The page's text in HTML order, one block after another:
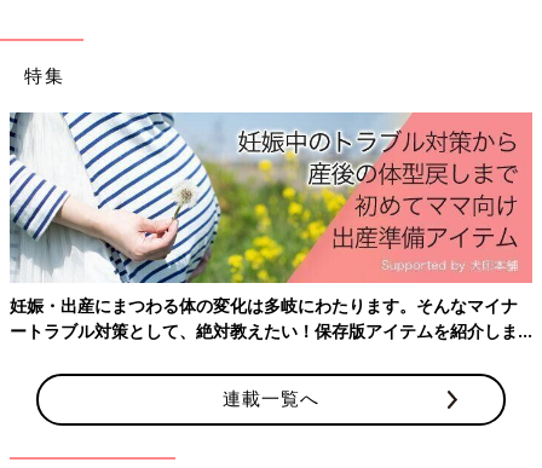
いかがでしたか？どのプチプラコスメも、目元を華やかに演出し
ャレしたい！」という方は、ぜひプチプラコスメを試してみてく
ださいね♪
(文・ナキナキ)
※記事内容でご紹介している投稿、リンク先は、削除される場合
があります。あらかじめご了承ください。
※記事の内容は記載当時の情報であり、現在と異なる場合があり
ます。
※記事内の価格はすべて税込み、2021年5月時点のものです。
特集
妊娠・出産にまつわる体の変化は多岐にわたります。そんなマイナ
ートラブル対策として、絶対教えたい！保存版アイテムを紹介しま
連載一覧へ